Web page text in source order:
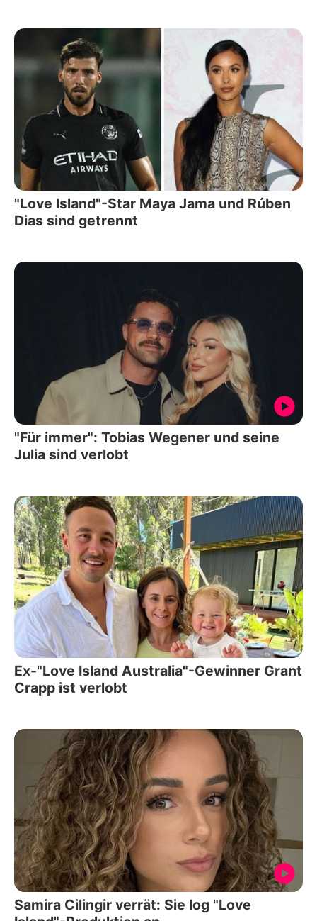
"Love Island"-Star Maya Jama und Rúben
Dias sind getrennt
"Für immer": Tobias Wegener und seine
Julia sind verlobt
Ex-"Love Island Australia"-Gewinner Grant
Crapp ist verlobt
Samira Cilingir verrät: Sie log "Love